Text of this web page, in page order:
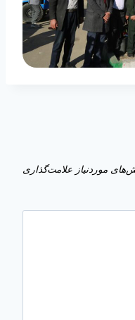
موردنیاز علامت‌گذاری